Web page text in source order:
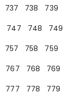
737 738
739
747 748
749
757 758
759
767 768
769
777 778
779